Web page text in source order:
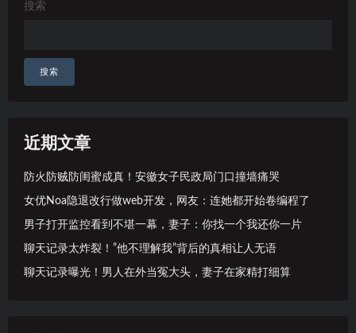
搜索
搜索
近期文章
防火防贼防闺蜜成真！安徽女子民政局门口撞墙痛哭
女优Noa隐退改行做web开发，网友：连她都开始卷编程了
男子打开监控看到不堪一幕，妻子：你找一个我还你一片
聊天记录太炸裂！”他不理解我”背后的真相让人无语
聊天记录曝光！男人在外当冤大头，妻子在家精打细算